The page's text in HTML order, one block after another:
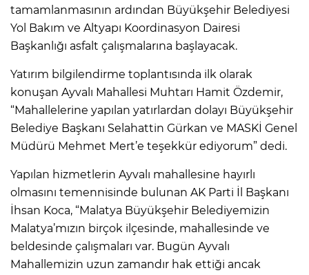
tamamlanmasının ardından Büyükşehir Belediyesi
Yol Bakım ve Altyapı Koordinasyon Dairesi
Başkanlığı asfalt çalışmalarına başlayacak.
Yatırım bilgilendirme toplantısında ilk olarak
konuşan Ayvalı Mahallesi Muhtarı Hamit Özdemir,
“Mahallelerine yapılan yatırlardan dolayı Büyükşehir
Belediye Başkanı Selahattin Gürkan ve MASKİ Genel
Müdürü Mehmet Mert’e teşekkür ediyorum” dedi.
Yapılan hizmetlerin Ayvalı mahallesine hayırlı
olmasını temennisinde bulunan AK Parti İl Başkanı
İhsan Koca, “Malatya Büyükşehir Belediyemizin
Malatya’mızın birçok ilçesinde, mahallesinde ve
beldesinde çalışmaları var. Bugün Ayvalı
Mahallemizin uzun zamandır hak ettiği ancak